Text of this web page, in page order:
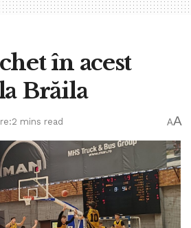
în acest
Brăila
mins read AA